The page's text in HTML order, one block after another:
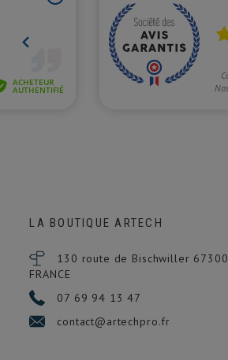
LA BOUTIQUE ARTECH
130 route de Bischwiller 67300
FRANCE
07 69 94 13 47
contact@artechpro.fr